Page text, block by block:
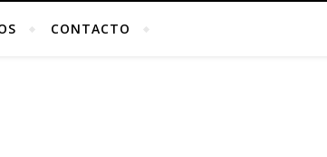
CONTACTO